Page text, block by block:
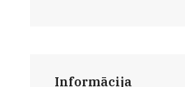
Informācija